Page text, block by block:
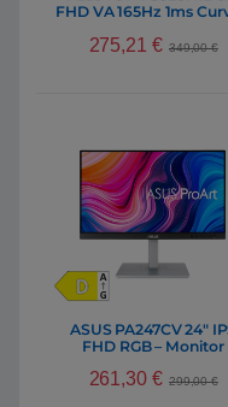
FHD VA 165Hz 1ms
275,21 € 349,00€
ASUS PA247CV 24″
FHD RGB – Monitor
261,30 € 299,00€